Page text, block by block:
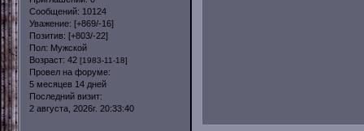
Сообщений: 10124
Уважение: [+869/-16]
Позитив: [+803/-22]
Пол: Мужской
Возраст: 42 [1983-11-18]
Провел на форуме:
5 месяцев 14 дней
Последний визит:
2 августа, 2026г. 20:33:40